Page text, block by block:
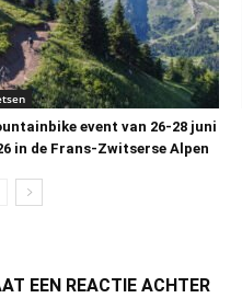
event van 26-28 juni
in de Frans-Zwitserse Alpen
EEN REACTIE ACHTER